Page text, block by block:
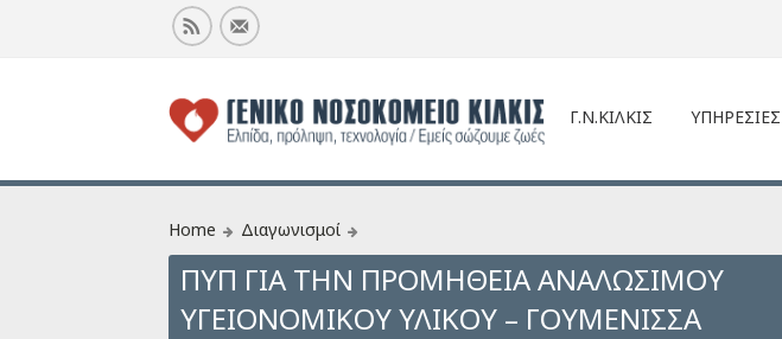
Γ.Ν.ΚΙΛΚΙΣ ΥΠΗΡΕΣΙΕΣ
Home Διαγωνισμοί
ΠΥΠ ΓΙΑ ΤΗΝ ΠΡΟΜΗΘΕΙΑ ΑΝΑΛΩΣΙΜΟΥ
ΥΓΕΙΟΝΟΜΙΚΟΥ ΥΛΙΚΟΥ – ΓΟΥΜΕΝΙΣΣΑ